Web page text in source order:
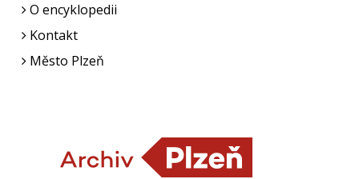
O encyklopedii
Kontakt
Město Plzeň